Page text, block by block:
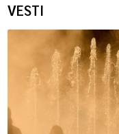
VESTI